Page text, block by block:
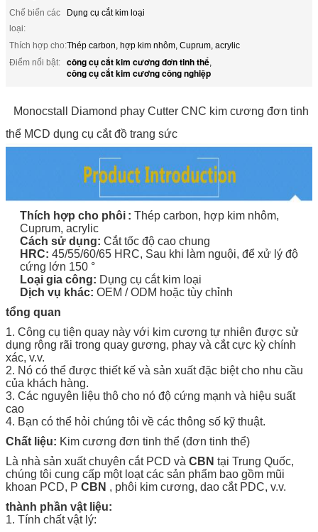
Chế biến các
loại:
Dụng cụ cắt kim loại
Thích hợp cho:Thép carbon, hợp kim nhôm, Cuprum, acrylic
Điểm nổi bật:
công cụ cắt kim cương đơn tinh thể,
công cụ cắt kim cương công nghiệp
Monocstall Diamond phay Cutter CNC kim cương đơn tinh
thể MCD dụng cụ cắt đồ trang sức
Thích hợp cho phôi : Thép carbon, hợp kim nhôm,
Cuprum, acrylic
Cách sử dụng: Cắt tốc độ cao chung
HRC: 45/55/60/65 HRC, Sau khi làm nguội, để xử lý độ
cứng lớn 150 °
Loại gia công: Dụng cụ cắt kim loại
Dịch vụ khác: OEM / ODM hoặc tùy chỉnh
tổng quan
1. Công cụ tiện quay này với kim cương tự nhiên được sử
dụng rộng rãi trong quay gương, phay và cắt cực kỳ chính
xác, v.v.
2. Nó có thể được thiết kế và sản xuất đặc biệt cho nhu cầu
của khách hàng.
3. Các nguyên liệu thô cho nó độ cứng mạnh và hiệu suất
cao
4. Bạn có thể hỏi chúng tôi về các thông số kỹ thuật.
Chất liệu: Kim cương đơn tinh thể (đơn tinh thể)
Là nhà sản xuất chuyên cắt PCD và CBN tại Trung Quốc,
chúng tôi cung cấp một loạt các sản phẩm bao gồm mũi
khoan PCD, P CBN , phôi kim cương, dao cắt PDC, v.v.
thành phần vật liệu:
1. Tính chất vật lý: